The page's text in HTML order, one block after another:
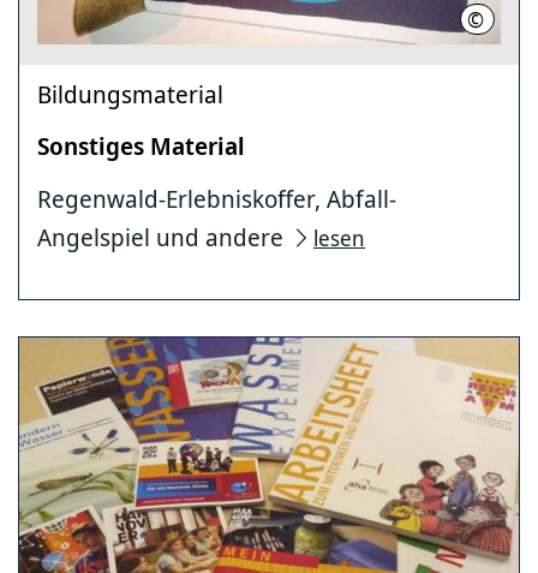
©
Bildungsmaterial
Sonstiges Material
Regenwald-Erlebniskoffer, Abfall-
Angelspiel und andere
lesen